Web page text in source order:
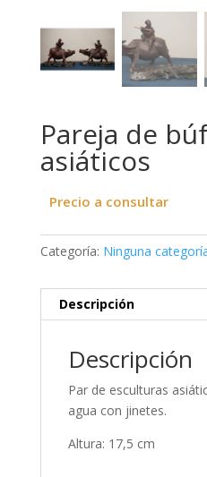
Pareja de
asiáticos
Precio a consultar
Categoría: Ninguna
Descripción
Descripción
Par de esculturas
agua con jinetes.
Altura: 17,5 cm